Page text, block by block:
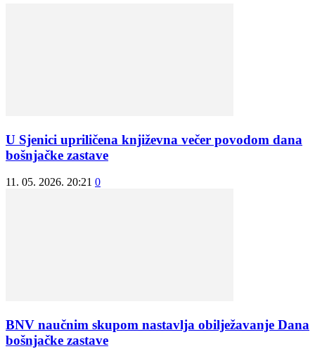
U Sjenici upriličena književna večer povodom dana
bošnjačke zastave
11. 05. 2026. 20:21 0
BNV naučnim skupom nastavlja obilježavanje Dana
bošnjačke zastave